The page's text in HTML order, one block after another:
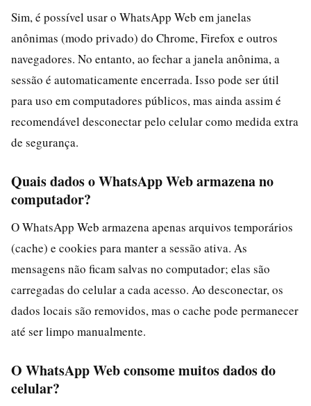
Sim, é possível usar o WhatsApp Web em janelas
anônimas (modo privado) do Chrome, Firefox e outros
navegadores. No entanto, ao fechar a janela anônima, a
sessão é automaticamente encerrada. Isso pode ser útil
para uso em computadores públicos, mas ainda assim é
recomendável desconectar pelo celular como medida extra
de segurança.
Quais dados o WhatsApp Web armazena no
computador?
O WhatsApp Web armazena apenas arquivos temporários
(cache) e cookies para manter a sessão ativa. As
mensagens não ficam salvas no computador; elas são
carregadas do celular a cada acesso. Ao desconectar, os
dados locais são removidos, mas o cache pode permanecer
até ser limpo manualmente.
O WhatsApp Web consome muitos dados do
celular?